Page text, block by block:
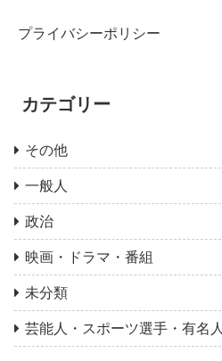
プライバシーポリシー
カテゴリー
その他
一般人
政治
映画・ドラマ・番組
未分類
芸能人・スポーツ選手・有名人